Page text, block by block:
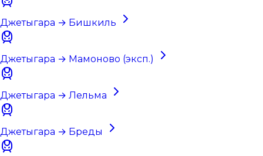
Джетыгара → Бишкиль
Джетыгара → Мамоново (эксп.)
Джетыгара → Лельма
Джетыгара → Бреды